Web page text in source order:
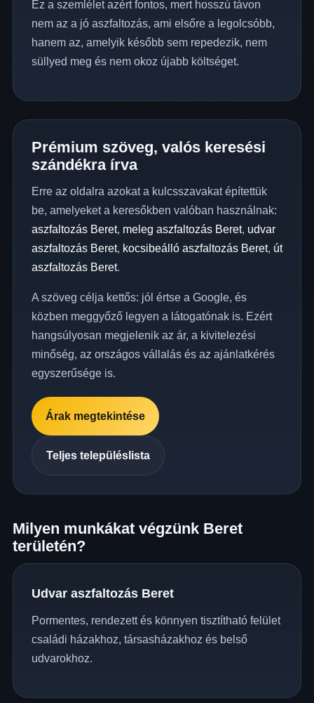
Ez a szemlélet azért fontos, mert hosszú távon
nem az a jó aszfaltozás, ami elsőre a legolcsóbb,
hanem az, amelyik később sem repedezik, nem
süllyed meg és nem okoz újabb költséget.
Prémium szöveg, valós keresési
szándékra írva
Erre az oldalra azokat a kulcsszavakat építettük
be, amelyeket a keresőkben valóban használnak:
aszfaltozás Beret, meleg aszfaltozás Beret, udvar
aszfaltozás Beret, kocsibeálló aszfaltozás Beret, út
aszfaltozás Beret.
A szöveg célja kettős: jól értse a Google, és
közben meggyőző legyen a látogatónak is. Ezért
hangsúlyosan megjelenik az ár, a kivitelezési
minőség, az országos vállalás és az ajánlatkérés
egyszerűsége is.
Árak megtekintése
Teljes településlista
Milyen munkákat végzünk Beret
területén?
Udvar aszfaltozás Beret
Pormentes, rendezett és könnyen tisztítható felület
családi házakhoz, társasházakhoz és belső
udvarokhoz.